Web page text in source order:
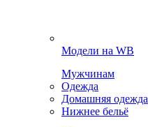
Модели на WB
Мужчинам
Одежда
Домашняя одежда
Нижнее бельё